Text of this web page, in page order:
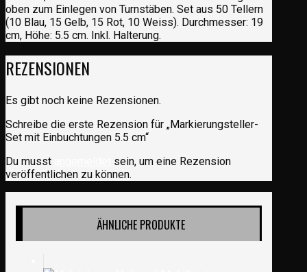
oben zum Einlegen von Turnstäben. Set aus 50 Tellern
(10 Blau, 15 Gelb, 15 Rot, 10 Weiss). Durchmesser: 19
cm, Höhe: 5.5 cm. Inkl. Halterung.
REZENSIONEN
Es gibt noch keine Rezensionen.
Schreibe die erste Rezension für „Markierungsteller-
Set mit Einbuchtungen 5.5 cm“
Du musst
sein, um eine Rezension
veröffentlichen zu können.
ÄHNLICHE PRODUKTE